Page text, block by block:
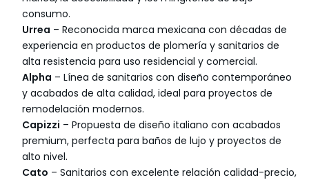
consumo.
Urrea – Reconocida marca mexicana con décadas de
experiencia en productos de plomería y sanitarios de
alta resistencia para uso residencial y comercial.
Alpha – Línea de sanitarios con diseño contemporáneo
y acabados de alta calidad, ideal para proyectos de
remodelación modernos.
Capizzi – Propuesta de diseño italiano con acabados
premium, perfecta para baños de lujo y proyectos de
alto nivel.
Cato – Sanitarios con excelente relación calidad-precio,